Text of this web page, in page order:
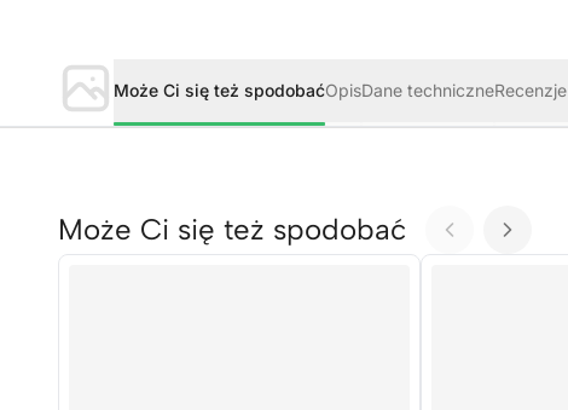
Może Ci się też spodobaćOpisDane techniczneRecenzje
Może Ci się też spodobać